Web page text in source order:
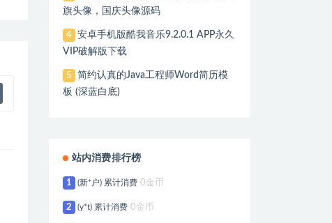
旗头像，国庆头像源码
4
安卓手机版酷我音乐9.2.0.1 APP永久
VIP破解版下载
5
简约认真的Java工程师Word简历模
板 (深蓝白底)
站内消费排行榜
1 (新*户) 累计消费 0金币
2 (y*t) 累计消费 0金币